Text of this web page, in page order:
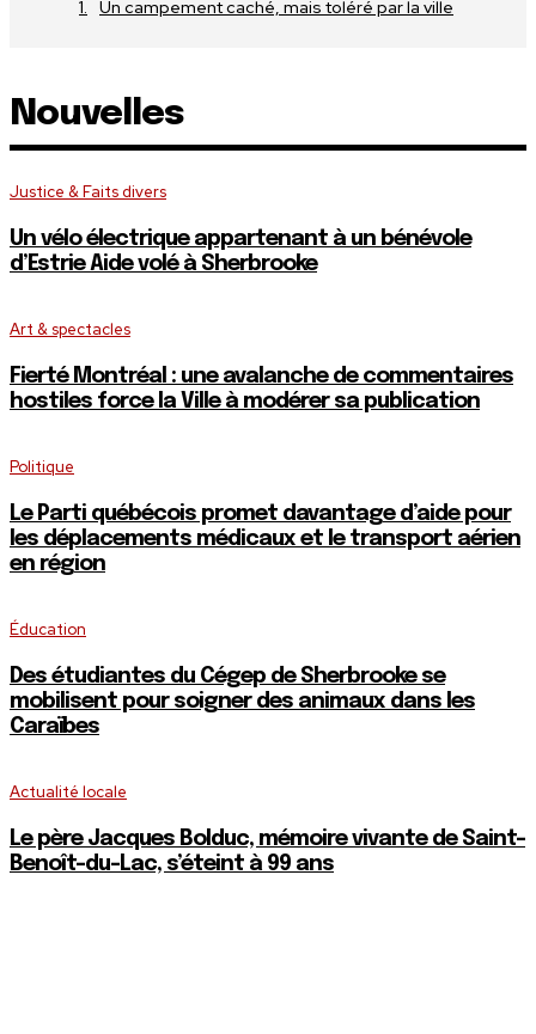
Un campement caché, mais toléré par la ville
Nouvelles
Justice & Faits divers
Un vélo électrique appartenant à un bénévole
d’Estrie Aide volé à Sherbrooke
Art & spectacles
Fierté Montréal : une avalanche de commentaires
hostiles force la Ville à modérer sa publication
Politique
Le Parti québécois promet davantage d’aide pour
les déplacements médicaux et le transport aérien
en région
Éducation
Des étudiantes du Cégep de Sherbrooke se
mobilisent pour soigner des animaux dans les
Caraïbes
Actualité locale
Le père Jacques Bolduc, mémoire vivante de Saint-
Benoît-du-Lac, s’éteint à 99 ans